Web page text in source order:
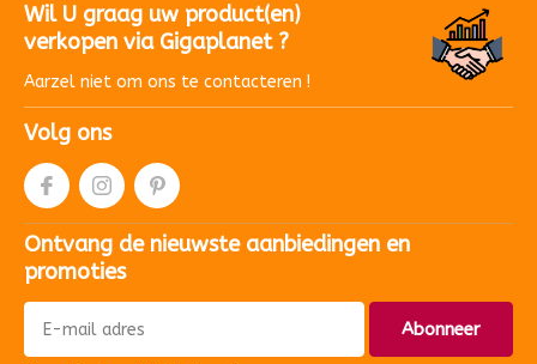
Wil U graag uw product(en)
verkopen via Gigaplanet ?
Aarzel niet om ons te contacteren !
Volg ons
Ontvang de nieuwste aanbiedingen en
promoties
Abonneer